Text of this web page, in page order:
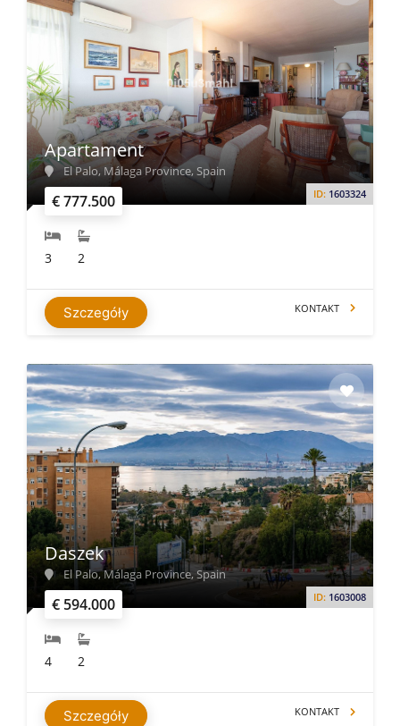
€ 777.500 ID: 1603324
Apartament
El Palo, Málaga Province, Spain
3 2
Szczegóły KONTAKT
€ 594.000 ID: 1603008
Daszek
El Palo, Málaga Province, Spain
4 2
Szczegóły KONTAKT